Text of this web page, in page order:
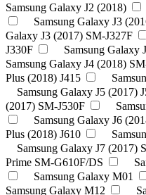
Samsung Galaxy J2 (2018)
Samsung Galaxy J3
Galaxy J3 (2017) SM-J327F
J330F
Samsung Galaxy
Samsung Galaxy J4 (2018)
Plus (2018) J415
Samsung Galaxy J5 (2017)
(2017) SM-J530F
Samsung Galaxy J6
Plus (2018) J610
Samsung Galaxy J7 (2017)
Prime SM-G610F/DS
Samsung Galaxy M01
Samsung Galaxy M12